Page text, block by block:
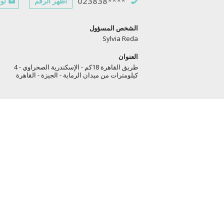
الشخص المسؤول
Sylvia Reda
العنوان
طريق القاهرة 18كم - الإسكندرية الصحراوي - 4
كيلومترات من ميدان الرماية - الجيزة - القاهرة